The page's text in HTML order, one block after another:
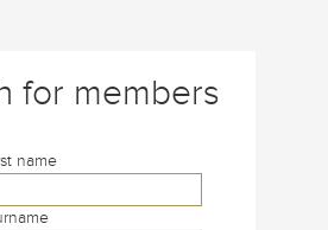
for members
name